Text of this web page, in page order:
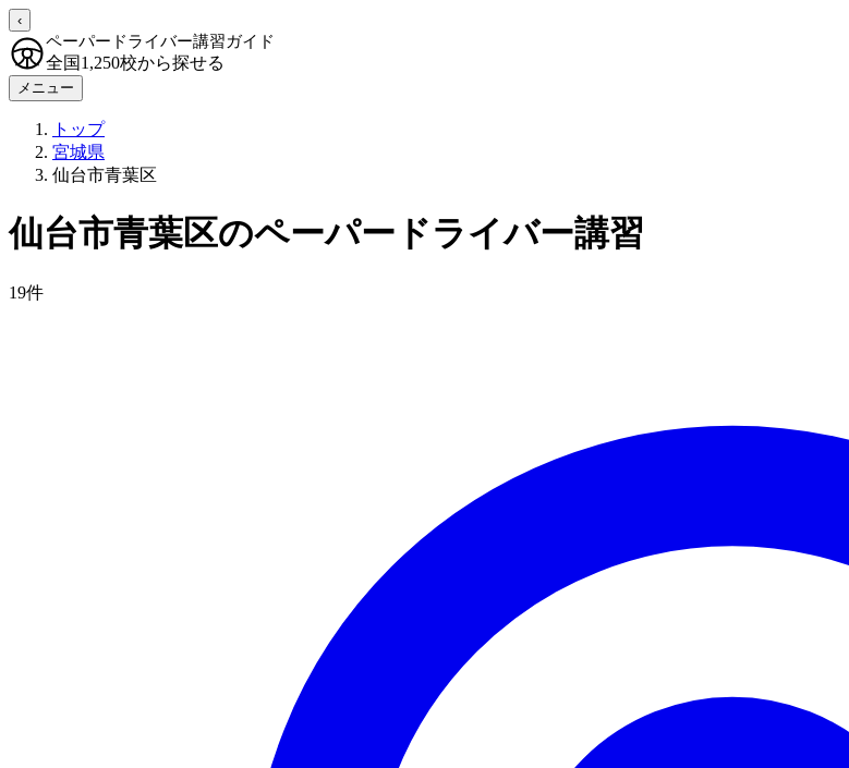
‹
ペーパードライバー講習ガイド
全国1,250校から探せる
メニュー
トップ
宮城県
仙台市青葉区
仙台市青葉区のペーパードライバー講習
19件